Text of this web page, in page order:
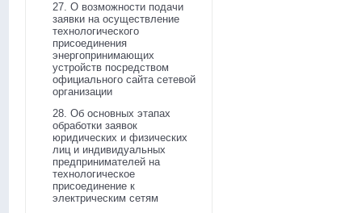
27. О возможности подачи
заявки на осуществление
технологического
присоединения
энергопринимающих
устройств посредством
официального сайта сетевой
организации
28. Об основных этапах
обработки заявок
юридических и физических
лиц и индивидуальных
предпринимателей на
технологическое
присоединение к
электрическим сетям